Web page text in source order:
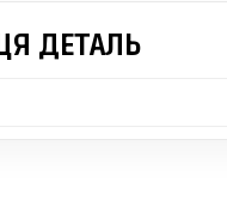
ДЕТАЛЬ